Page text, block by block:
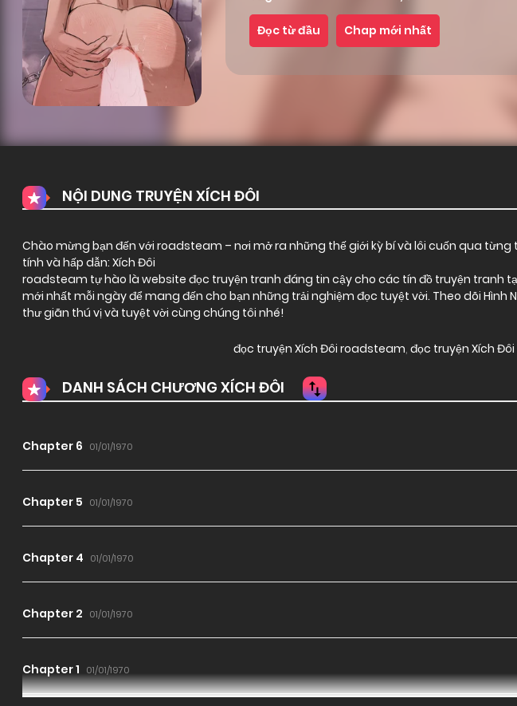
Đọc từ đầu Chap mới nhất
NỘI DUNG TRUYỆN XÍCH ĐÔI
Chào mừng bạn đến với roadsteam – nơi mở ra những thế giới kỳ bí và lôi cuốn qua
tính và hấp dẫn: Xích Đôi
roadsteam tự hào là website đọc truyện tranh đáng tin cậy cho các tín đồ truyện tranh
mới nhất mỗi ngày để mang đến cho bạn những trải nghiệm đọc tuyệt vời. Theo dõi
thư giãn thú vị và tuyệt vời cùng chúng tôi nhé!
đọc truyện Xích Đôi roadsteam, đọc truyện Xích
DANH SÁCH CHƯƠNG XÍCH ĐÔI
Chapter 6 01/01/1970
Chapter 5 01/01/1970
Chapter 4 01/01/1970
Chapter 2 01/01/1970
Chapter 1 01/01/1970